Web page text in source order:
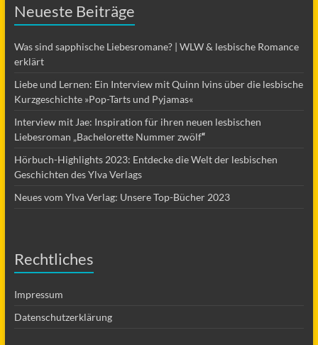
Neueste Beiträge
Was sind sapphische Liebesromane? | WLW & lesbische Romance
erklärt
Liebe und Lernen: Ein Interview mit Quinn Ivins über die lesbische
Kurzgeschichte »Pop-Tarts und Pyjamas«
Interview mit Jae: Inspiration für ihren neuen lesbischen
Liebesroman „Bachelorette Nummer zwölf“
Hörbuch-Highlights 2023: Entdecke die Welt der lesbischen
Geschichten des Ylva Verlags
Neues vom Ylva Verlag: Unsere Top-Bücher 2023
Rechtliches
Impressum
Datenschutzerklärung